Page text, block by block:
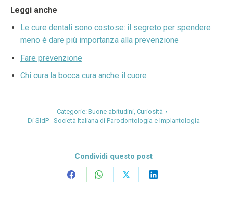
Leggi anche
Le cure dentali sono costose: il segreto per spendere
meno è dare più importanza alla prevenzione
Fare prevenzione
Chi cura la bocca cura anche il cuore
Categorie: Buone abitudini, Curiosità
Di SIdP - Società Italiana di Parodontologia e Implantologia
Condividi questo post
CondividiCondividiCondividiCondividi